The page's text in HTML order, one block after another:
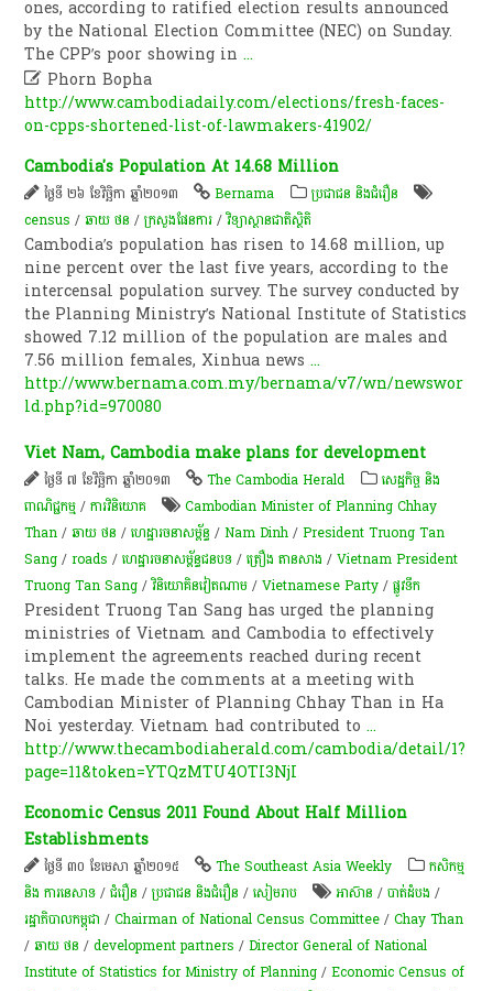
ones, according to ratified election results announced
by the National Election Committee (NEC) on Sunday.
The CPP’s poor showing in...
 Phorn Bopha
http://www.cambodiadaily.com/elections/fresh-faces-
on-cpps-shortened-list-of-lawmakers-41902/
Cambodia's Population At 14.68 Million
ថ្ងៃទី ២៦ ខែវិច្ឆិកា ឆ្នាំ២០១៣ Bernama
ប្រជាជន និងជំរឿន
census /ឆាយ​ ថន​ /ក្រសួងផែនការ /វិទ្យាស្ថានជាតិស្ថិតិ
Cambodia’s population has risen to 14.68 million, up
nine percent over the last five years, according to the
intercensal population survey. The survey conducted by
the Planning Ministry’s National Institute of Statistics
showed 7.12 million of the population are males and
7.56 million females, Xinhua news...
http://www.bernama.com.my/bernama/v7/wn/newswor
ld.php?id=970080
Viet Nam, Cambodia make plans for development
ថ្ងៃទី ៧ ខែវិច្ឆិកា ឆ្នាំ២០១៣ The Cambodia Herald
សេដ្ឋកិច្ច និង
ពាណិជ្ជកម្ម /ការវិនិយោគ
Cambodian Minister of Planning Chhay
Than /ឆាយ​ ថន​ /ហេដ្ឋារចនាសម្ព័ន្ធ /Nam Dinh /President Truong Tan
Sang /roads /ហេដ្ឋារចនាសម្ព័ន្ធជនបទ /ត្រឿ​ង​ តាន​សាង /Vietnam President
Truong Tan Sang /វិនិយោគិនវៀតណាម /Vietnamese Party /ផ្លូវទឹក
President Truong Tan Sang has urged the planning
ministries of Vietnam and Cambodia to effectively
implement the agreements reached during recent
talks. He made the comments at a meeting with
Cambodian Minister of Planning Chhay Than in Ha
Noi yesterday. Vietnam had contributed to...
http://www.thecambodiaherald.com/cambodia/detail/1?
page=11&token=YTQzMTU4OTI3NjI
Economic Census 2011 Found About Half Million
Establishments
ថ្ងៃទី ៣០ ខែមេសា ឆ្នាំ២០១៥ The Southeast Asia Weekly
កសិកម្ម​
និង​ ការ​នេ​សាទ​ /ជំរឿន /ប្រជាជន និងជំរឿន /សៀមរាប អាស៊ាន /បាត់ដំបង /
រដ្ឋាភិបាលកម្ពុជា /Chairman of National Census Committee /Chay Than
/ឆាយ​ ថន​ /development partners /Director General of National
Institute of Statistics for Ministry of Planning /Economic Census of